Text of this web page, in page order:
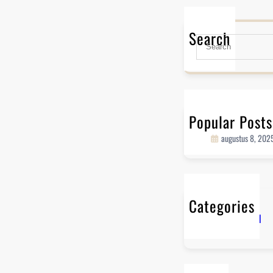
Search
S
e
a
h
Popular Posts
Hello world!
augustus 8,
Categories
Uncategorized